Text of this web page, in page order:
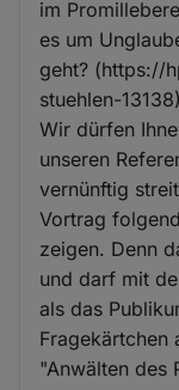
im
es um
geht? (https://
stuehlen-13138)
Wir dürfen
unseren
vernünftig
Vortrag
zeigen. Denn
und darf mit
als das
Fragekärtchen
"Anwälten des